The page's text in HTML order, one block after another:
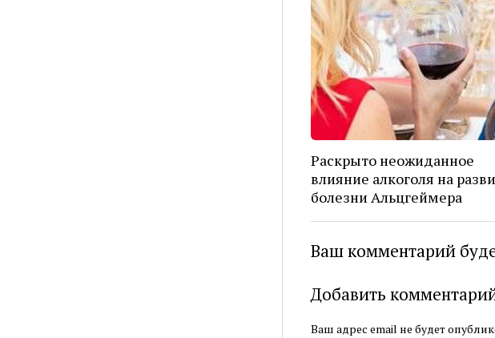
Раскрыто неожиданное
влияние алкоголя на
болезни Альцгеймера
Ваш комментарий
Добавить
Ваш адрес email не будет